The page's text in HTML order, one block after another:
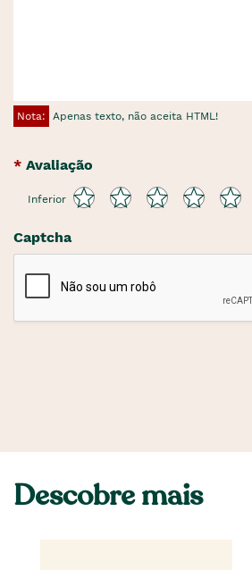
Nota: Apenas texto, não aceita HTML!
Avaliação
Inferior
Captcha
Descobre mais